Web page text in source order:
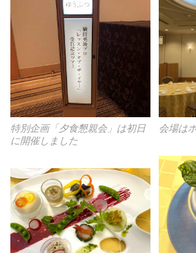
特別企画「夕食懇親会」は初日
に開催しました
会場は